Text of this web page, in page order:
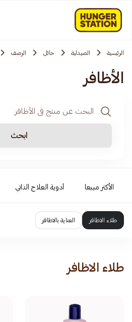
الرئيسية الصيدلية حائل الرصف
الأظافر
ابحث
الأكثر مبيعا أدوية العلاج الذاتي
طلاء الاظافر العناية بالاظافر
طلاء الاظافر